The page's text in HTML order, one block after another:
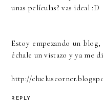
unas películas? vas ideal :D
Estoy empezando un
échale un vistazo y ya me
http://
REPLY